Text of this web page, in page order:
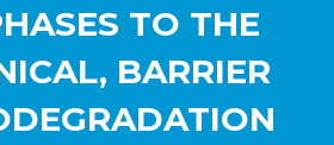
TO THE
BARRIER